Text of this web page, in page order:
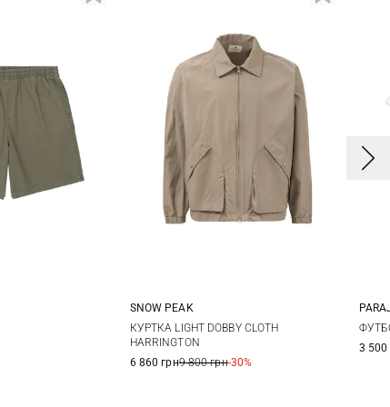
S M L
SNOW PEAK
КУРТКА LIGHT DOBBY CLOTH
HARRINGTON
6 860 грн9 800 грн-30%
S
3 500